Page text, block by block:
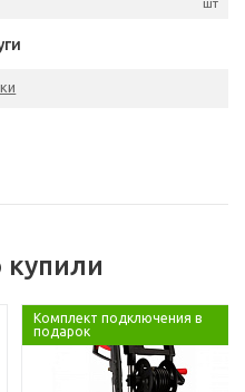
Услуги
купили
Комплект подключения в
подарок